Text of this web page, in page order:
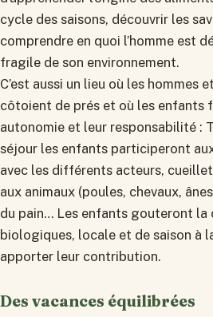
cycle des saisons, découvrir les
comprendre en quoi l’homme est
fragile de son environnement.
C’est aussi un lieu où les hommes
côtoient de prés et où les enfants
autonomie et leur responsabilité :
séjour les enfants participeront
avec les différents acteurs,
aux animaux (poules, chevaux,
du pain… Les enfants gouteront la
biologiques, locale et de saison à
apporter leur contribution.
Des vacances équilibrées